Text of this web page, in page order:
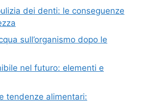
dei denti: le conseguenze
sull’organismo dopo le
nel futuro: elementi e
tendenze alimentari: